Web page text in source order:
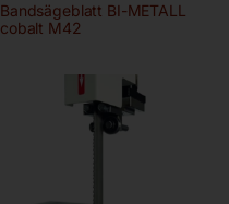
Bandsägeblatt BI-METALL
cobalt M42